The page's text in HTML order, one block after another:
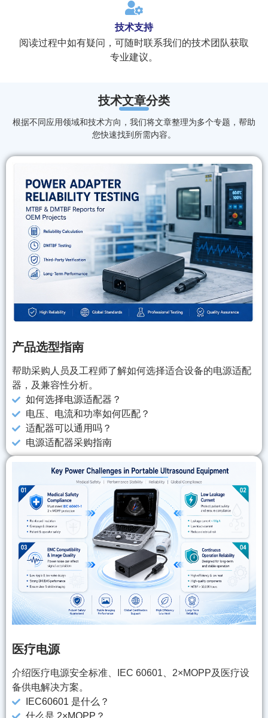
技术支持
阅读过程中如有疑问，可随时联系我们的技术团队获取
专业建议。
技术文章分类
根据不同应用领域和技术方向，我们将文章整理为多个专题，帮助
您快速找到所需内容。
产品选型指南
帮助采购人员及工程师了解如何选择适合设备的电源适配
器，及兼容性分析。
如何选择电源适配器？
电压、电流和功率如何匹配？
适配器可以通用吗？
电源适配器采购指南
医疗电源
介绍医疗电源安全标准、IEC 60601、2×MOPP及医疗设
备供电解决方案。
IEC60601 是什么？
什么是 2×MOPP？